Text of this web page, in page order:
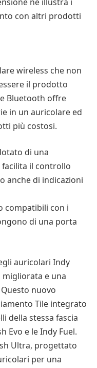
con altri prodotti
wireless che non
il prodotto
Bluetooth offre
in un auricolare ed
più costosi.
di una
il controllo
anche di indicazioni
compatibili con i
di una porta
auricolari Indy
e una
nuovo
Tile integrato
della stessa fascia
Evo e le Indy Fuel.
Ultra, progettato
per una